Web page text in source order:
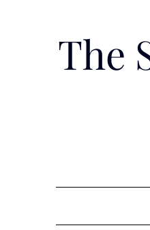
The